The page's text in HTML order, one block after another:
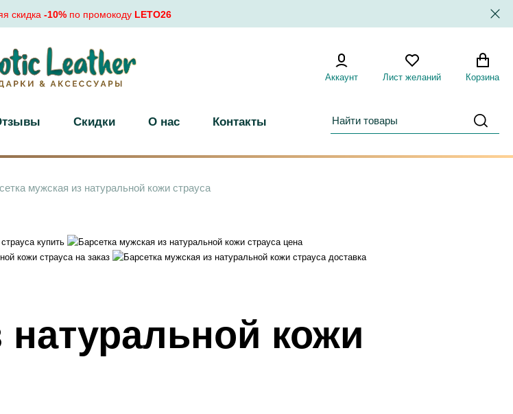
скидка -10%по промокоду LETO26
Аккаунт Лист желаний Корзина
Скидки О нас Контакты
мужская из натуральной кожи страуса
кожи